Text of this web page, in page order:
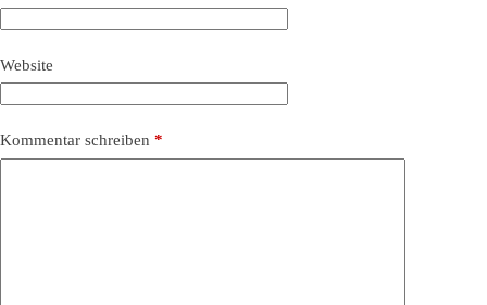
Website
Kommentar schreiben *